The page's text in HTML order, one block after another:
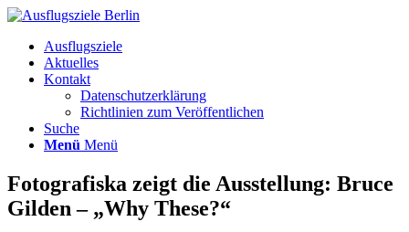
Ausflugsziele
Aktuelles
Kontakt
Datenschutzerklärung
Richtlinien zum Veröffentlichen
Suche
Menü Menü
Fotografiska zeigt die Ausstellung: Bruce
Gilden – „Why These?“